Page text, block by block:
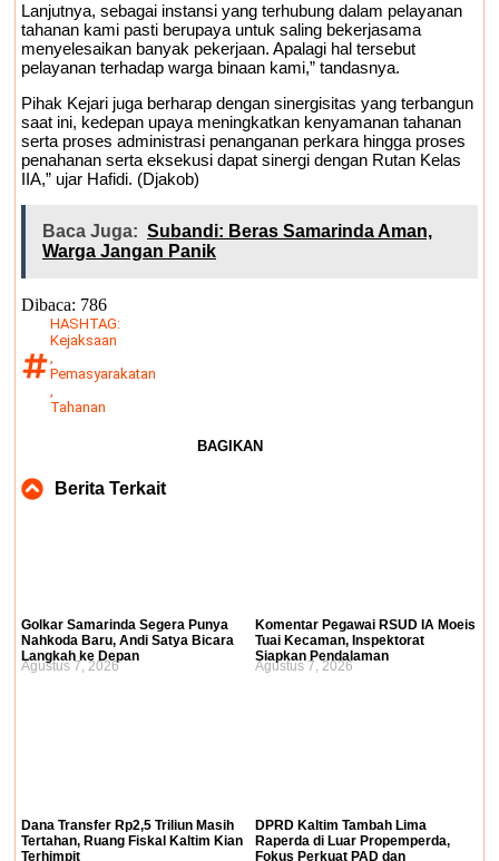
Lanjutnya, sebagai instansi yang terhubung dalam pelayanan
tahanan kami pasti berupaya untuk saling bekerjasama
menyelesaikan banyak pekerjaan. Apalagi hal tersebut
pelayanan terhadap warga binaan kami,” tandasnya.
Pihak Kejari juga berharap dengan sinergisitas yang terbangun
saat ini, kedepan upaya meningkatkan kenyamanan tahanan
serta proses administrasi penanganan perkara hingga proses
penahanan serta eksekusi dapat sinergi dengan Rutan Kelas
IIA,” ujar Hafidi. (Djakob)
Baca Juga: Subandi: Beras Samarinda Aman,
Warga Jangan Panik
Dibaca: 786
HASHTAG:
Kejaksaan
,
Pemasyarakatan
,
Tahanan
BAGIKAN
Berita Terkait
Golkar Samarinda Segera Punya
Nahkoda Baru, Andi Satya Bicara
Langkah ke Depan
Agustus 7, 2026
Komentar Pegawai RSUD IA Moeis
Tuai Kecaman, Inspektorat
Siapkan Pendalaman
Agustus 7, 2026
Dana Transfer Rp2,5 Triliun Masih
Tertahan, Ruang Fiskal Kaltim Kian
Terhimpit
DPRD Kaltim Tambah Lima
Raperda di Luar Propemperda,
Fokus Perkuat PAD dan